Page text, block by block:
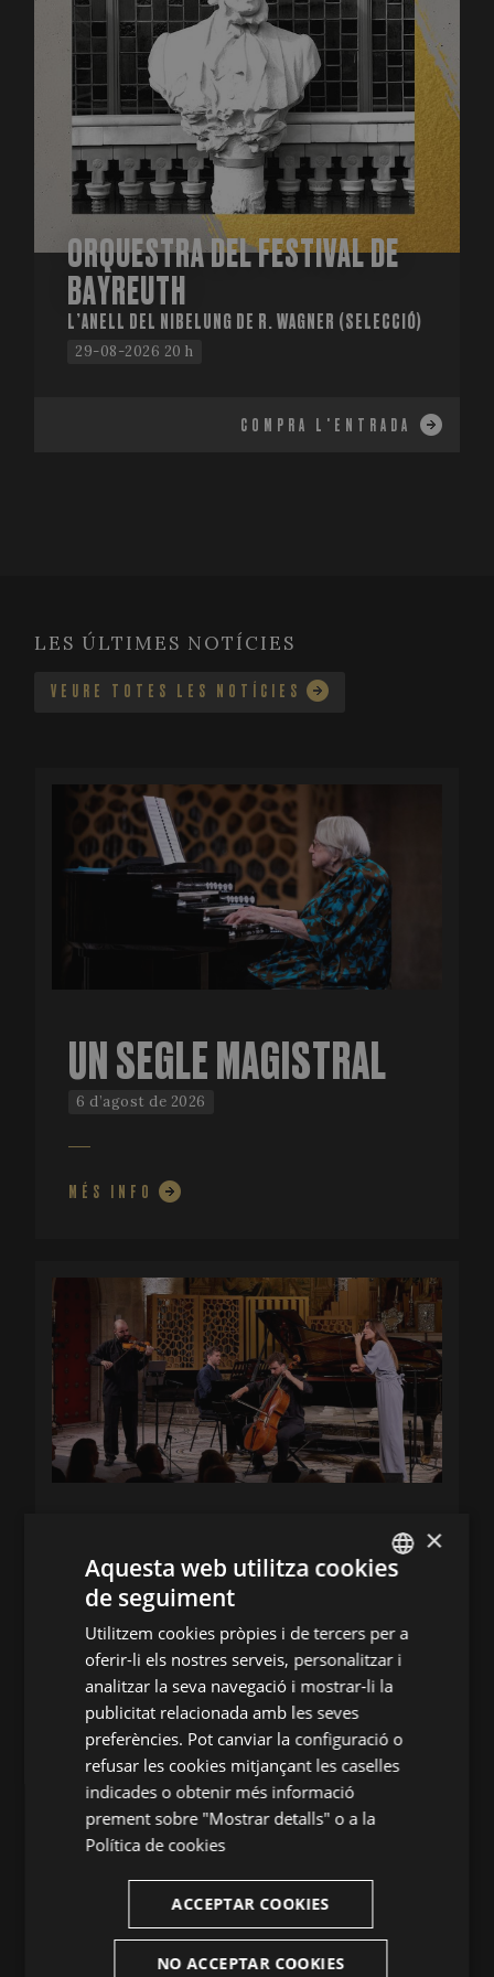
ORQUESTRA DEL FESTIVAL DE
BAYREUTH
L’ANELL DEL NIBELUNG DE R. WAGNER (SELECCIÓ)
29-08-2026 20 h
COMPRA L'ENTRADA
LES ÚLTIMES NOTÍCIES
VEURE TOTES LES NOTÍCIES
UN SEGLE MAGISTRAL
6 d’agost de 2026
MÉS INFO
UN DIÀLEG
TRANSVERSAL
5 d’agost de 2026
MÉS INFO
SPANISH
CATALAN
×
Aquesta web utilitza cookies
de seguiment
Utilitzem cookies pròpies i de tercers per a
oferir-li els nostres serveis, personalitzar i
analitzar la seva navegació i mostrar-li la
publicitat relacionada amb les seves
preferències. Pot canviar la configuració o
refusar les cookies mitjançant les caselles
indicades o obtenir més informació
prement sobre "Mostrar detalls" o a la
Política de cookies
ACCEPTAR COOKIES
NO ACCEPTAR COOKIES